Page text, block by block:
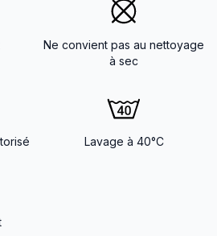
Ne convient pas au nettoyage
à sec
Lavage à 40°C